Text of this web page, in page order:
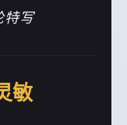
特写
敏